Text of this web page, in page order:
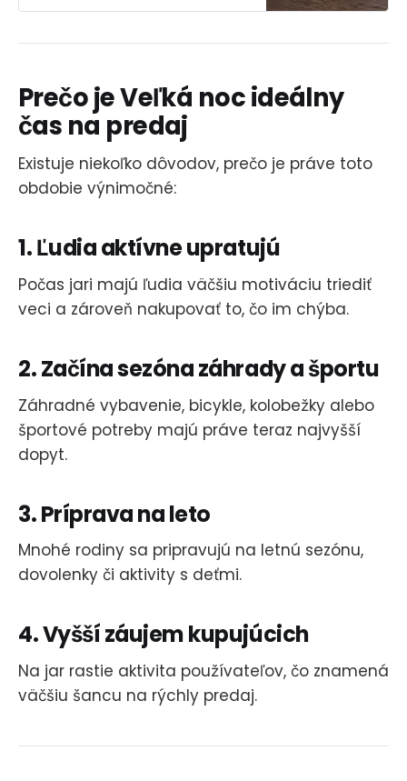
Prečo je Veľká noc ideálny
čas na predaj
Existuje niekoľko dôvodov, prečo je práve toto
obdobie výnimočné:
1. Ľudia aktívne upratujú
Počas jari majú ľudia väčšiu motiváciu triediť
veci a zároveň nakupovať to, čo im chýba.
2. Začína sezóna záhrady a športu
Záhradné vybavenie, bicykle, kolobežky alebo
športové potreby majú práve teraz najvyšší
dopyt.
3. Príprava na leto
Mnohé rodiny sa pripravujú na letnú sezónu,
dovolenky či aktivity s deťmi.
4. Vyšší záujem kupujúcich
Na jar rastie aktivita používateľov, čo znamená
väčšiu šancu na rýchly predaj.